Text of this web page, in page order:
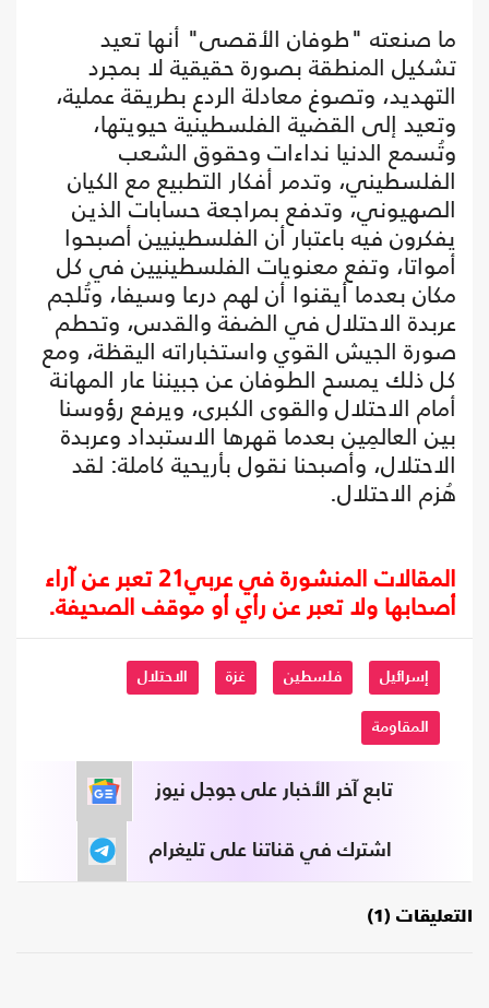
ما صنعته "طوفان الأقصى" أنها تعيد
تشكيل المنطقة بصورة حقيقية لا بمجرد
التهديد، وتصوغ معادلة الردع بطريقة عملية،
وتعيد إلى القضية الفلسطينية حيويتها،
وتُسمع الدنيا نداءات وحقوق الشعب
الفلسطيني، وتدمر أفكار التطبيع مع الكيان
الصهيوني، وتدفع بمراجعة حسابات الذين
يفكرون فيه باعتبار أن الفلسطينيين أصبحوا
أمواتا، وتفع معنويات الفلسطينيين في كل
مكان بعدما أيقنوا أن لهم درعا وسيفا، وتُلجم
عربدة الاحتلال في الضفة والقدس، وتحطم
صورة الجيش القوي واستخباراته اليقظة، ومع
كل ذلك يمسح الطوفان عن جبيننا عار المهانة
أمام الاحتلال والقوى الكبرى، ويرفع رؤوسنا
بين العالمِين بعدما قهرها الاستبداد وعربدة
الاحتلال، وأصبحنا نقول بأريحية كاملة: لقد
هُزم الاحتلال.
المقالات المنشورة في عربي21 تعبر عن آراء
أصحابها ولا تعبر عن رأي أو موقف الصحيفة.
إسرائيل فلسطين غزة الاحتلال
المقاومة
تابع آخر الأخبار على جوجل نيوز
اشترك في قناتنا على تليغرام
التعليقات (1)